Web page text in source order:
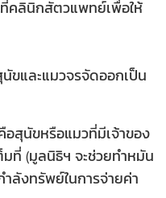
เข้ารักษาในคลินิกข้าง
ชื่อข้างล่างนี้ โปรดรับ
รักษาจนกว่ามูลนิธิฯ จะ
งหมายความว่า คุณ
การรักษาพยาบาลนอก
เป็นต้องการใช้บริการ
ยง มูลนิธิฯ จะสามารถ
คลินิกสัตวแพทย์เพื่อให้
ขและแมวจรจัดออกเป็น
อสุนัขหรือแมวที่มีเจ้าของ
ที่ (มูลนิธิฯ จะช่วยทำหมัน
ลังทรัพย์ในการจ่ายค่า